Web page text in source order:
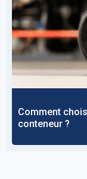
Comment
conteneur ?